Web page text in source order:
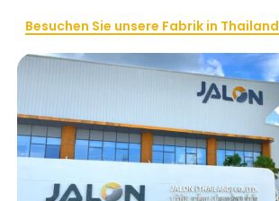
Besuchen Sie unsere Fabrik in Thailand